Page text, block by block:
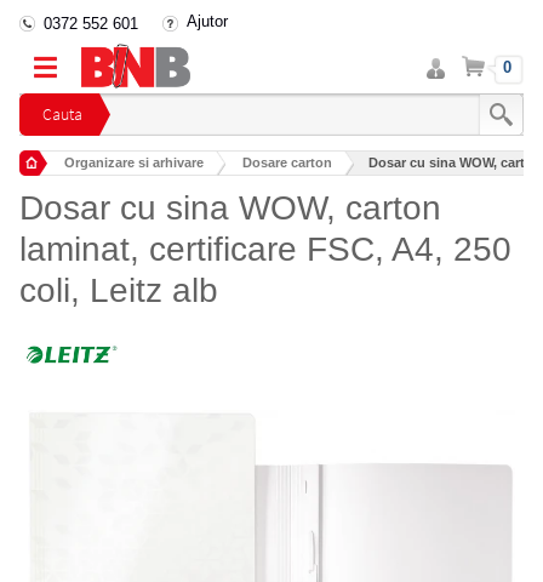
Cauta
0372 552 601 Ajutor
Intra
in
cont
Cos 0
Organizare si arhivare Dosare carton Dosar cu sina WOW,
Dosar cu sina WOW, carton
laminat, certificare FSC, A4, 250
coli, Leitz alb